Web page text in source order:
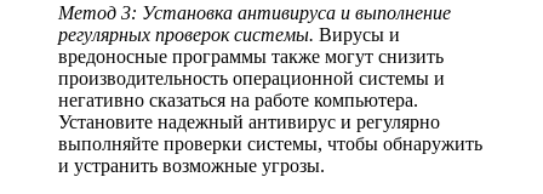
Метод 3: Установка антивируса и выполнение
регулярных проверок системы. Вирусы и
вредоносные программы также могут снизить
производительность операционной системы и
негативно сказаться на работе компьютера.
Установите надежный антивирус и регулярно
выполняйте проверки системы, чтобы обнаружить
и устранить возможные угрозы.